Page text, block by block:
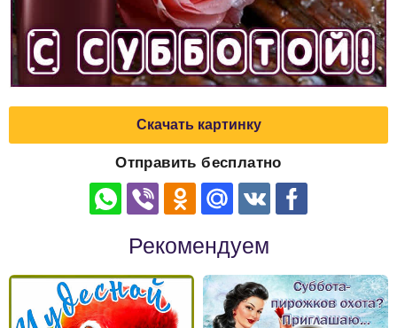
Скачать картинку
Отправить бесплатно
Рекомендуем